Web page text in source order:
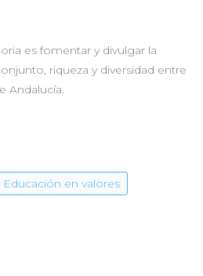
es fomentar y divulgar la
riqueza y diversidad entre
Andalucía.
Educación en valores